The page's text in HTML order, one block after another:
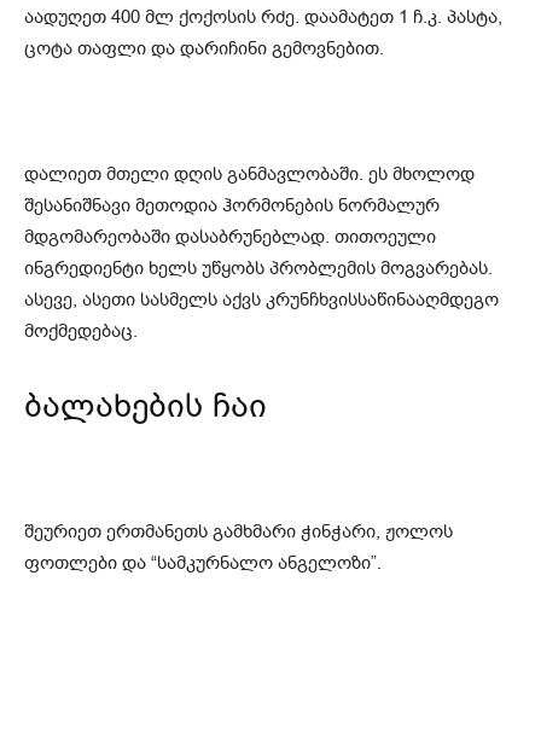
აადუღეთ 400 მლ ქოქოსის რძე. დაამატეთ 1 ჩ.კ. პასტა,
ცოტა თაფლი და დარიჩინი გემოვნებით.
დალიეთ მთელი დღის განმავლობაში. ეს მხოლოდ
შესანიშნავი მეთოდია ჰორმონების ნორმალურ
მდგომარეობაში დასაბრუნებლად. თითოეული
ინგრედიენტი ხელს უწყობს პრობლემის მოგვარებას.
ასევე, ასეთი სასმელს აქვს კრუნჩხვისსაწინააღმდეგო
მოქმედებაც.
ბალახების ჩაი
შეურიეთ ერთმანეთს გამხმარი ჭინჭარი, ჟოლოს
ფოთლები და “სამკურნალო ანგელოზი”.